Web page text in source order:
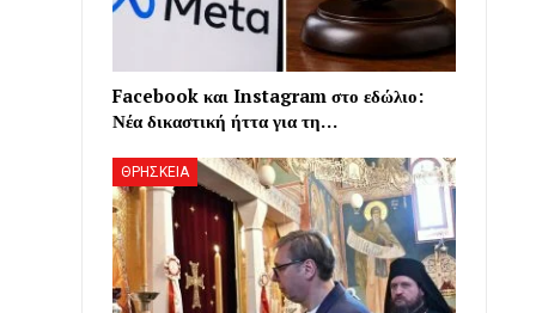
Facebook και Instagram στο εδώλιο:
Νέα δικαστική ήττα για τη…
ΘΡΗΣΚΕΙΑ